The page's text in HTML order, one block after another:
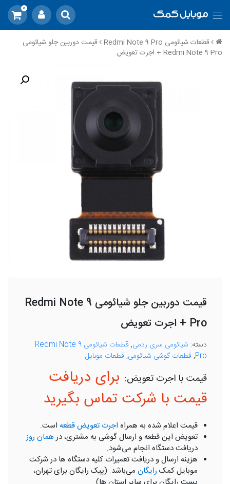
0
قطعات شیائومی Redmi Note 9 Pro
قیمت دوربین جلو شیائومی
Redmi Note 9 Pro + اجرت تعویض
قیمت دوربین جلو شیائومی Redmi Note 9
Pro + اجرت تعویض
دسته: شیائومی سری ردمی,
قطعات شیائومی Redmi Note 9
Pro
, قطعات گوشی شیائومی, قطعات موبایل
برای دریافت
قیمت با شرکت تماس بگیرید
قیمت اعلام شده به همراه اجرت تعویض قطعه است.
تعویض این قطعه و ارسال گوشی به مشتری، درهمان روز
دریافت دستگاه انجام می‌شود.
هزینه ارسال و دریافت تعمیرات کلیه دستگاه ها در شرکت
موبایل کمک رایگان می‌باشد. (پیک رایگان برای تهران،